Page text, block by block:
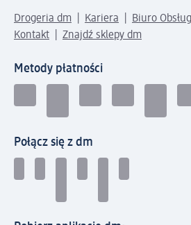
Drogeria dm Kariera
Biuro
Kontakt
Znajdź sklepy dm
Metody płatności
Połącz się z dm